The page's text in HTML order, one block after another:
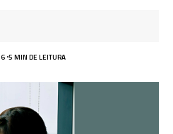
5 MIN DE LEITURA